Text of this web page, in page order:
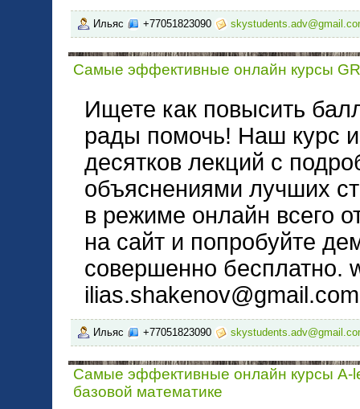
Ильяс +77051823090
Самые эффективные онлайн курсы
Ищете как повысить
рады помочь! Наш курс
десятков лекций с
объяснениями лучших
в режиме онлайн всего
на сайт и попробуйте
совершенно бесплатно.
ilias.shakenov@gmail.com
Ильяс +77051823090
Самые эффективные онлайн курсы A-
базовой математике